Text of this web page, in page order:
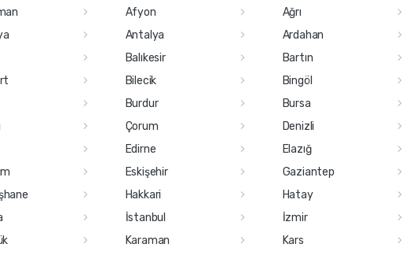
Afyon
Ağrı
Antalya
Ardahan
Balıkesir
Bartın
Bilecik
Bingöl
Burdur
Bursa
Çorum
Denizli
Edirne
Elazığ
Eskişehir
Gaziantep
Hakkari
Hatay
İstanbul
İzmir
Karaman
Kars